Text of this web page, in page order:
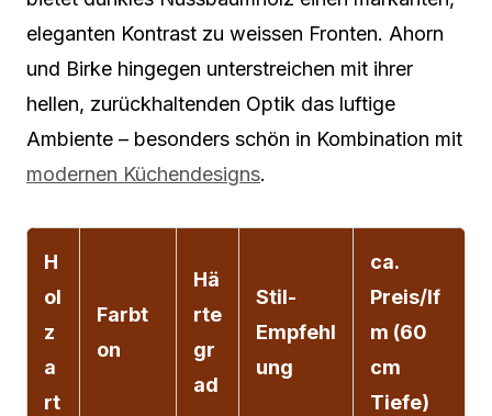
eleganten Kontrast zu weissen Fronten. Ahorn
und Birke hingegen unterstreichen mit ihrer
hellen, zurückhaltenden Optik das luftige
Ambiente – besonders schön in Kombination mit
modernen Küchendesigns.
H
ol
z
a
rt
Farbt
on
Hä
rte
gr
ad
Stil-
Empfehl
ung
ca.
Preis/lf
m (60
cm
Tiefe)